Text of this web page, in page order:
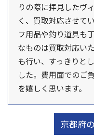
りの際に拝見したヴ
く、買取対応させて
フ用品や釣り道具も
なものは買取対応い
も行い、すっきりと
した。費用面でのご
を嬉しく思います。
京都府